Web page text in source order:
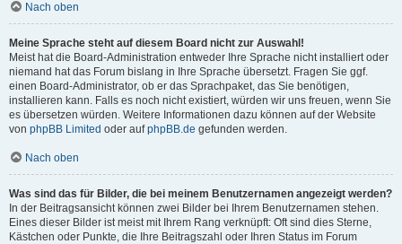
Nach oben
Meine Sprache steht auf diesem Board nicht zur Auswahl!
Meist hat die Board-Administration entweder Ihre Sprache nicht installiert oder
niemand hat das Forum bislang in Ihre Sprache übersetzt. Fragen Sie ggf.
einen Board-Administrator, ob er das Sprachpaket, das Sie benötigen,
installieren kann. Falls es noch nicht existiert, würden wir uns freuen, wenn Sie
es übersetzen würden. Weitere Informationen dazu können auf der Website
von phpBB Limited oder aufphpBB.de gefunden werden.
Nach oben
Was sind das für Bilder, die bei meinem Benutzernamen angezeigt werden?
In der Beitragsansicht können zwei Bilder bei Ihrem Benutzernamen stehen.
Eines dieser Bilder ist meist mit Ihrem Rang verknüpft: Oft sind dies Sterne,
Kästchen oder Punkte, die Ihre Beitragszahl oder Ihren Status im Forum